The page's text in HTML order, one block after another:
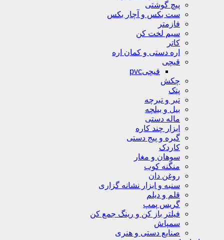
پیچ گوشتی
ست بکس و آچار بکس
فازمتر
سیم لخت کن
کاتر
اره دستی و کمان اره
قیچی
قیچیpvc
چکش
پتک
تبر و تبرچه
بیل و بیلچه
ماله دستی
ابزار چند کاره
گیره و پیج دستی
کاردک
سوهان و مغار
منگنه کوب
روغن دان
سنبه و ابزار نشانه گزاری
قلم و دیلم
گریس پمپ
فیلتر باز کن و رینگ جمع کن
سمپاش
صنایع دستی و هنری